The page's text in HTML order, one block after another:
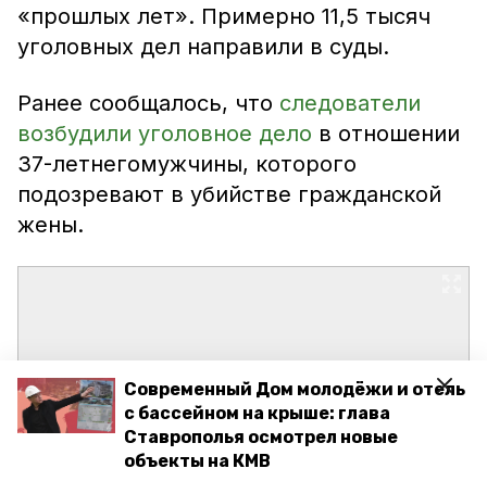
Современный Дом молодёжи и отель
с бассейном на крыше: глава
Ставрополья осмотрел новые
объекты на КМВ
«прошлых лет». Примерно 11,5 тысяч
уголовных дел направили в суды.
Ранее сообщалось, что следователи
возбудили уголовное дело в отношении
37-летнегомужчины, которого
подозревают в убийстве гражданской
жены.